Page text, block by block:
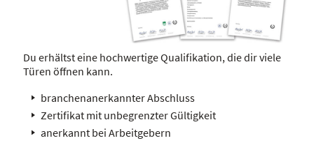
Du erhältst eine hochwertige Qualifikation, die dir viele
Türen öffnen kann.
branchenanerkannter Abschluss
Zertifikat mit unbegrenzter Gültigkeit
anerkannt bei Arbeitgebern